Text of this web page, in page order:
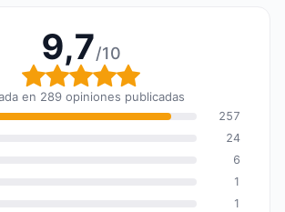
9,7/10
Calificación global: 9,7
en 289 opiniones publicadas
257
24
6
1
1